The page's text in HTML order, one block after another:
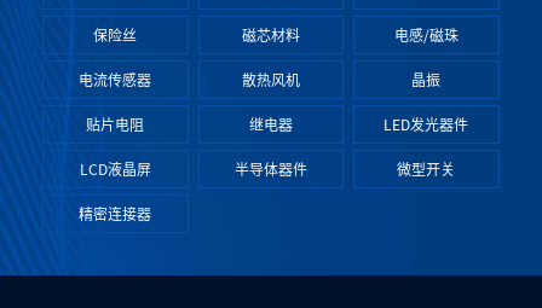
保险丝 磁芯材料 电感/磁珠
电流传感器 散热风机 晶振
贴片电阻 继电器 LED发光器件
LCD液晶屏 半导体器件 微型开关
精密连接器